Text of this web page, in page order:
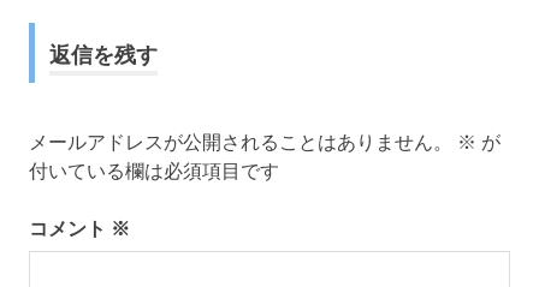
ナ
ゲ
シ
返信を残す
メールアドレスが公開されることはありません。 ※ が
付いている欄は必須項目です
コメント ※